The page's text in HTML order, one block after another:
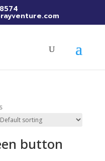
button